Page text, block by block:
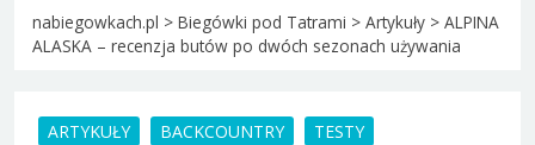
nabiegowkach.pl > Biegówki pod Tatrami > Artykuły > ALPINA
ALASKA – recenzja butów po dwóch sezonach używania
ARTYKUŁY BACKCOUNTRY TESTY